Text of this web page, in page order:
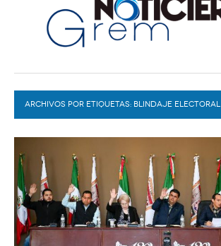
LAGUNA
TORREÓN
GÓMEZ PALACIO
LERDO
COAHUILA
DURANGO
DEPORTES
EL EXACTO
EXA INFORMA
GLOBO
CONTEXTOS
DIÁLOGOS CON LA HISTORIA
COLABORADORES
PC29
ACTUALIDADES GREM
ARCHIVOS POR ETIQUETAS: BLINDAJE ELECTORAL